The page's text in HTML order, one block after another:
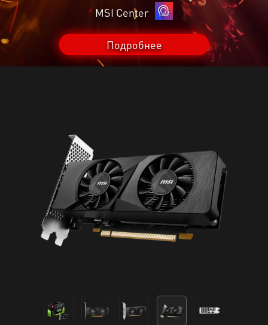
MSI Center
Подробнее